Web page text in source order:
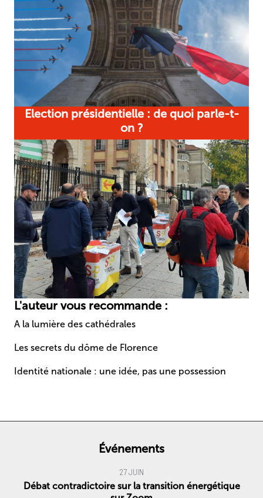
Election présidentielle : de quoi parle-t-
on ?
L'auteur vous recommande :
A la lumière des cathédrales
Les secrets du dôme de Florence
Identité nationale : une idée, pas une possession
Événements
27 JUIN
Débat contradictoire sur la transition énergétique